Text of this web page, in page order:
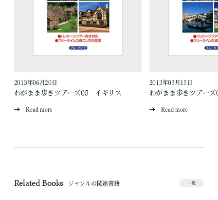
2013年06月20日
わがまま歩きツアーズ05 イギリス
Read more
2013年03月15日
わがまま歩きツアー
Read more
Related Books ジャンルの関連書籍 一覧